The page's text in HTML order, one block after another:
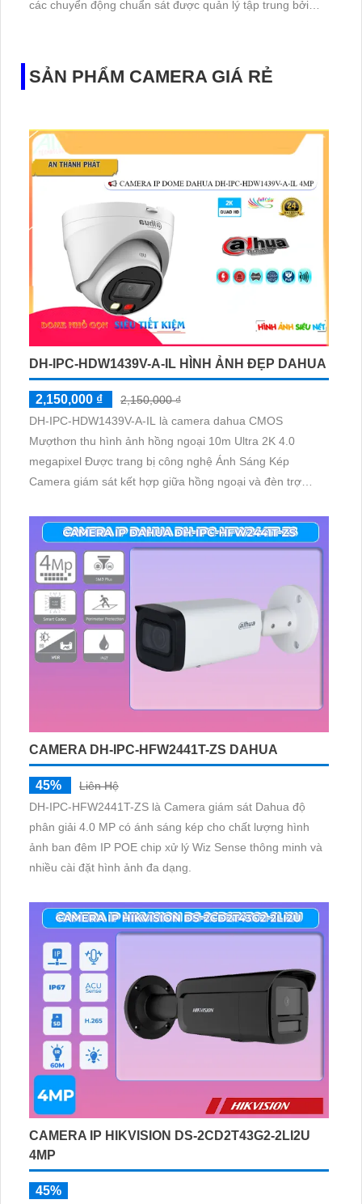
các chuyển động chuẩn sát được quản lý tập trung bởi
SẢN PHẨM CAMERA GIÁ RẺ
DH-IPC-HDW1439V-A-IL HÌNH ẢNH ĐẸP DAHUA
2,150,000 ₫
2,150,000 ₫
DH-IPC-HDW1439V-A-IL là camera dahua CMOS
Mượthơn thu hình ảnh hồng ngoại 10m Ultra 2K 4.0
megapixel Được trang bị công nghệ Ánh Sáng Kép
Camera giám sát kết hợp giữa hồng ngoại và đèn trợ
thiếu sáng. H.265+ cho truyền tải nhanh hơn
CAMERA DH-IPC-HFW2441T-ZS DAHUA
45%
Liên Hệ
DH-IPC-HFW2441T-ZS là Camera giám sát Dahua độ
phân giải 4.0 MP có ánh sáng kép cho chất lượng hình
ảnh ban đêm IP POE chip xử lý Wiz Sense thông minh và
nhiều cài đặt hình ảnh đa dạng.
CAMERA IP HIKVISION DS-2CD2T43G2-2LI2U
4MP
45%